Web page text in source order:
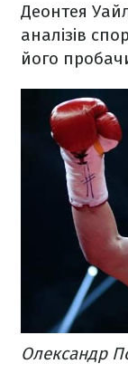
Деонтея
аналізів
його
Олександр